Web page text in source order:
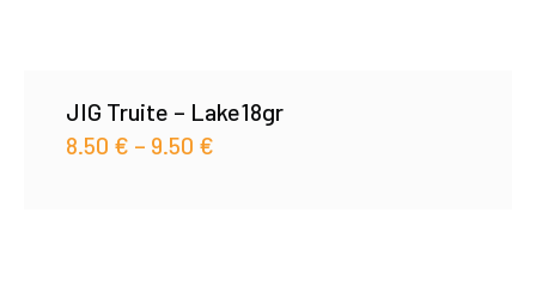
JIG Truite – Lake18gr
8.50 € – 9.50 €